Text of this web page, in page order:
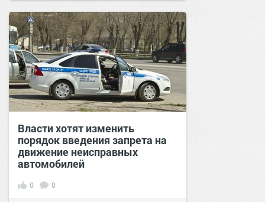
Власти хотят изменить
порядок введения запрета на
движение неисправных
автомобилей
0 0